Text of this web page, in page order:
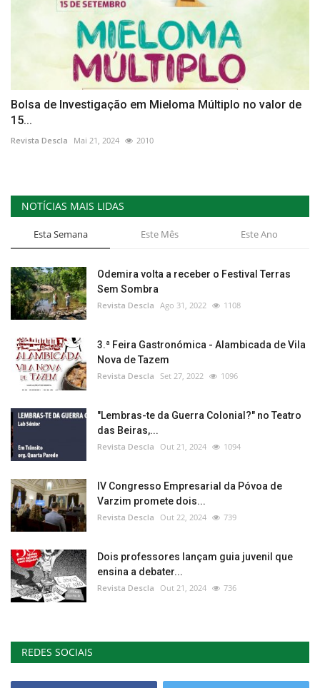
Bolsa de Investigação em Mieloma Múltiplo no valor de
15...
Revista Descla Mai 21, 2024 2010
NOTÍCIAS MAIS LIDAS
Esta Semana Este Mês Este Ano
Odemira volta a receber o Festival Terras
Sem Sombra
Revista Descla Ago 31, 2022 1108
3.ª Feira Gastronómica - Alambicada de Vila
Nova de Tazem
Revista Descla Set 27, 2022 1096
"Lembras-te da Guerra Colonial?" no Teatro
das Beiras,...
Revista Descla Out 21, 2024 1094
IV Congresso Empresarial da Póvoa de
Varzim promete dois...
Revista Descla Out 22, 2024 739
Dois professores lançam guia juvenil que
ensina a debater...
Revista Descla Out 21, 2024 736
REDES SOCIAIS